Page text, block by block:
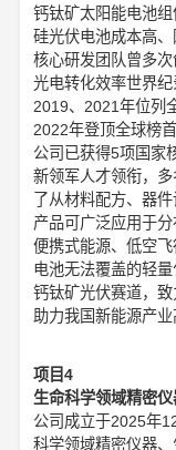
钙钛矿太阳能电池
硅光伏电池成本高
核心研发团队曾多
光电转化效率世界
2019、2021年位列
2022年登顶全球榜
公司已获得5项国家
新领军人才领衔，
了从材料配方、器
产品可广泛应用于
便携式能源、低空
电池无法覆盖的轻
钙钛矿光伏赛道，致
助力我国新能源产
项目4
生命科学领域精密
公司成立于2025年
科学领域精密仪器